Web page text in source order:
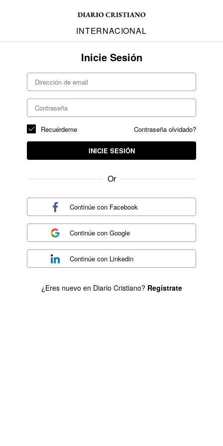
INTERNACIONAL
Inicie Sesión
Contraseña olvidado?
Recuérdeme
INICIE SESIÓN
Or
Continúe con Facebook
Continúe conGoogle
Continúe con Linkedin
¿Eres nuevo en Diario Cristiano? Regístrate